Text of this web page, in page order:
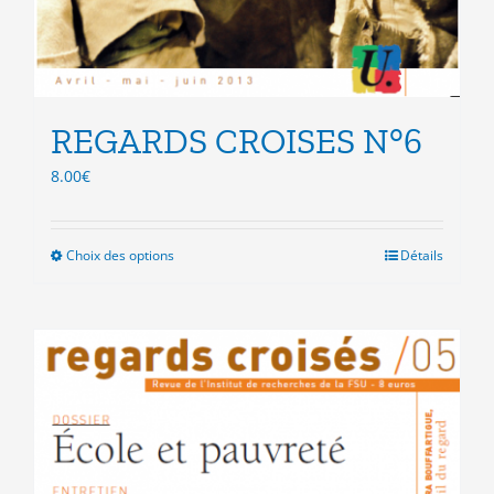
REGARDS CROISES N°6
8.00€
Choix des optionsCe
variations.
Les
être
choisies
Détails